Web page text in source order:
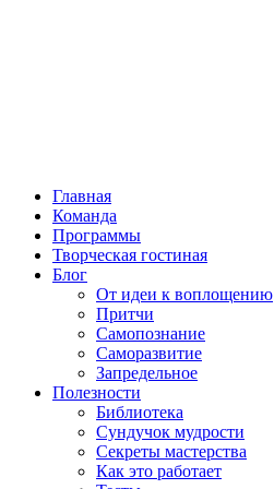
Главная
Команда
Программы
Творческая гостиная
Блог
От идеи к воплощению
Притчи
Самопознание
Саморазвитие
Запредельное
Полезности
Библиотека
Сундучок мудрости
Секреты мастерства
Как это работает